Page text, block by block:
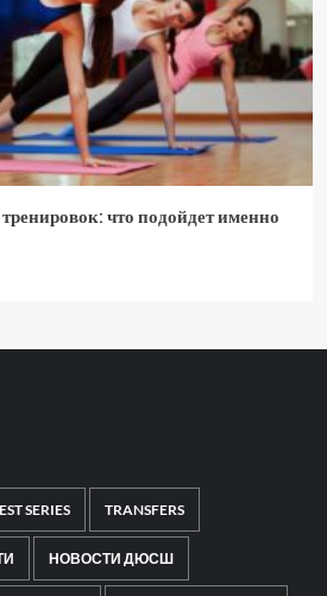
что подойдет именно
SERIES TRANSFERS
НОВОСТИ ДЮСШ